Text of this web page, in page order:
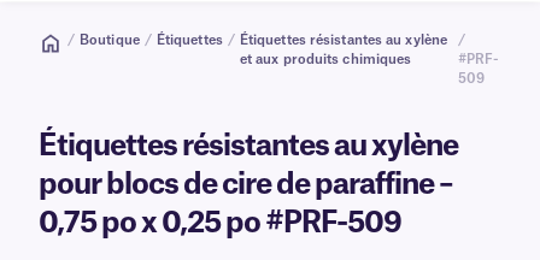
/ Boutique / Étiquettes / Étiquettes résistantes au xylène
et aux produits chimiques
/
#PRF-
509
Étiquettes résistantes au xylène
pour blocs de cire de paraffine –
0,75 po x 0,25 po #PRF-509